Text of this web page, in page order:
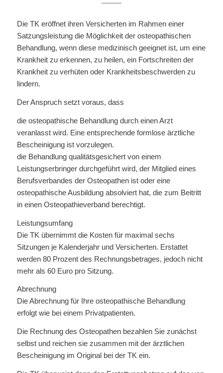
Die TK eröffnet ihren Versicherten im Rahmen einer
Satzungsleistung die Möglichkeit der osteopathischen
Behandlung, wenn diese medizinisch geeignet ist, um eine
Krankheit zu erkennen, zu heilen, ein Fortschreiten der
Krankheit zu verhüten oder Krankheitsbeschwerden zu
lindern.
Der Anspruch setzt voraus, dass
die osteopathische Behandlung durch einen Arzt
veranlasst wird. Eine entsprechende formlose ärztliche
Bescheinigung ist vorzulegen.
die Behandlung qualitätsgesichert von einem
Leistungserbringer durchgeführt wird, der Mitglied eines
Berufsverbandes der Osteopathen ist oder eine
osteopathische Ausbildung absolviert hat, die zum Beitritt
in einen Osteopathieverband berechtigt.
Leistungsumfang
Die TK übernimmt die Kosten für maximal sechs
Sitzungen je Kalenderjahr und Versicherten. Erstattet
werden 80 Prozent des Rechnungsbetrages, jedoch nicht
mehr als 60 Euro pro Sitzung.
Abrechnung
Die Abrechnung für Ihre osteopathische Behandlung
erfolgt wie bei einem Privatpatienten.
Die Rechnung des Osteopathen bezahlen Sie zunächst
selbst und reichen sie zusammen mit der ärztlichen
Bescheinigung im Original bei der TK ein.